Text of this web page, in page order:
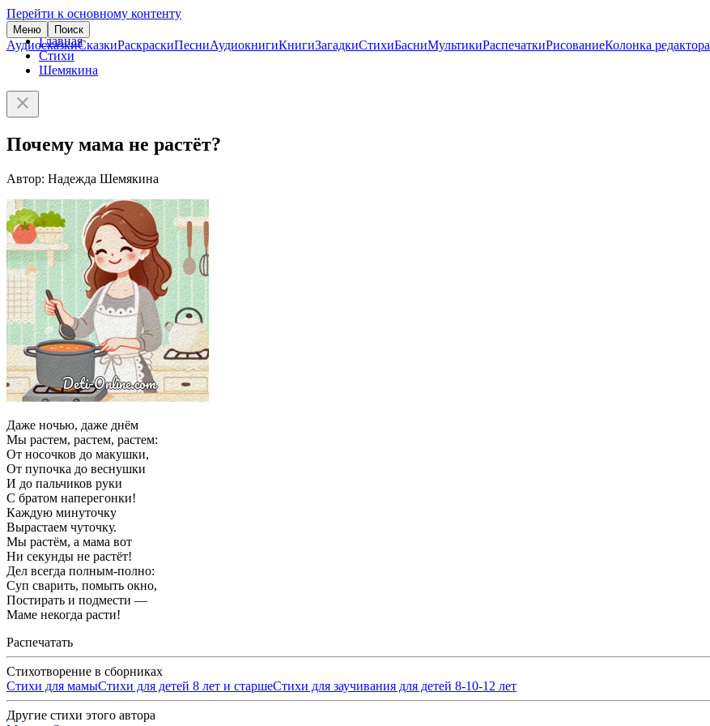
Перейти к основному контенту
Меню Поиск
АудиосказкиСказкиРаскраскиПесниАудиокнигиКнигиЗагадкиСтихиБасниМультикиРаспечаткиРисованиеКолонка редактора
Главная
Стихи
Шемякина
Почему мама не растёт?
Автор: Надежда Шемякина
Даже ночью, даже днём
Мы растем, растем, растем:
От носочков до макушки,
От пупочка до веснушки
И до пальчиков руки
С братом наперегонки!
Каждую минуточку
Вырастаем чуточку.
Мы растём, а мама вот
Ни секунды не растёт!
Дел всегда полным-полно:
Суп сварить, помыть окно,
Постирать и подмести —
Маме некогда расти!
Распечатать
Стихотворение в сборниках
Стихи для мамыСтихи для детей 8 лет и старшеСтихи для заучивания для детей 8-10-12 лет
Другие стихи этого автора